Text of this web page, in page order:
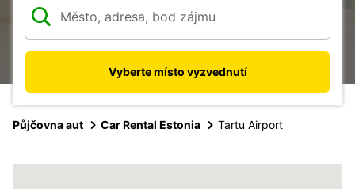
Vyberte místo vyzvednutí
Půjčovna aut Car Rental Estonia Tartu Airport